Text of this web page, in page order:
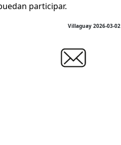
participar.
Villaguay 2026-03-02